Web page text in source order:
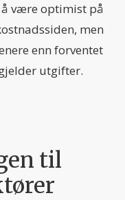
være optimist på
men
enn forventet
utgifter.
til